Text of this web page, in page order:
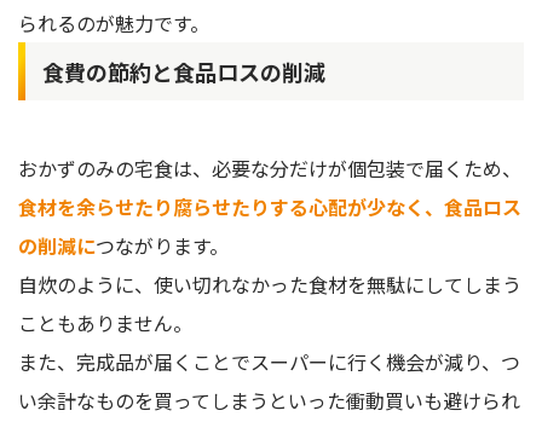
られるのが魅力です。
食費の節約と食品ロスの削減
おかずのみの宅食は、必要な分だけが個包装で届くため、
食材を余らせたり腐らせたりする心配が少なく、食品ロス
の削減につながります。
自炊のように、使い切れなかった食材を無駄にしてしまう
こともありません。
また、完成品が届くことでスーパーに行く機会が減り、つ
い余計なものを買ってしまうといった衝動買いも避けられ